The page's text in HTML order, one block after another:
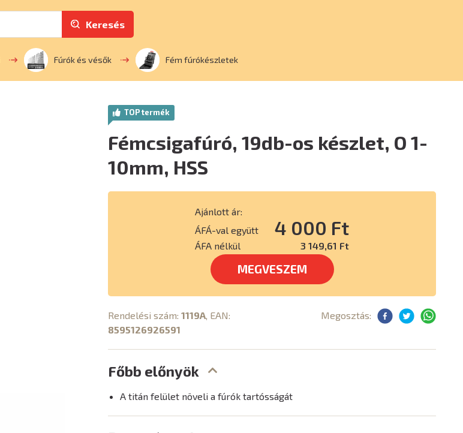
Keresés
Fúrók és vésők Fém fúrókészletek
TOP termék
Fémcsigafúró, 19db-os készlet, O 1-
10mm, HSS
Ajánlott ár:
ÁFÁ-val együtt
4 000 Ft
ÁFA nélkül 3 149,61 Ft
MEGVESZEM
Rendelési szám: 1119A , EAN:
8595126926591
Megosztás:
Főbb előnyök
A titán felület növeli a fúrók tartósságát